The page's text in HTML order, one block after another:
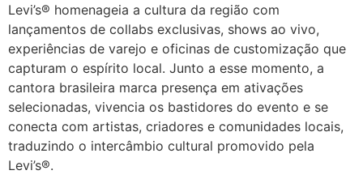
Levi’s® homenageia a cultura da região com
lançamentos de collabs exclusivas, shows ao vivo,
experiências de varejo e oficinas de customização que
capturam o espírito local. Junto a esse momento, a
cantora brasileira marca presença em ativações
selecionadas, vivencia os bastidores do evento e se
conecta com artistas, criadores e comunidades locais,
traduzindo o intercâmbio cultural promovido pela
Levi’s®.